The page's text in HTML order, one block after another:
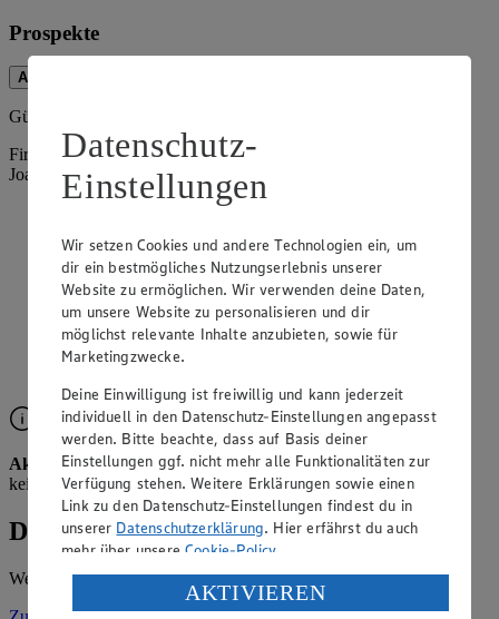
Prospekte
Aktuell
Gültig vom
Firma: Michael Melchert e.K., Templiner Str. 3c, 16247
Joachimsthal
ansehen
Siehe dir die Angebote der Woche deines Marktes im
digitalen Blätterkatalog an.
Prospekt 4051857 im Browser
Aktuell kein Prospekt verfügbar Leider liegt für diese Woche
kein Prospekt vor.
Details zum Markt
Weitere Informationen – alles auf einem Blick.
Datenschutz-
Einstellungen
Wir setzen Cookies und andere Technologien ein, um
dir ein bestmögliches Nutzungserlebnis unserer
Website zu ermöglichen. Wir verwenden deine Daten,
um unsere Website zu personalisieren und dir
möglichst relevante Inhalte anzubieten, sowie für
Marketingzwecke.
Deine Einwilligung ist freiwillig und kann jederzeit
individuell in den Datenschutz-Einstellungen angepasst
werden. Bitte beachte, dass auf Basis deiner
Einstellungen ggf. nicht mehr alle Funktionalitäten zur
Verfügung stehen. Weitere Erklärungen sowie einen
Link zu den Datenschutz-Einstellungen findest du in
unserer Datenschutzerklärung. Hier erfährst du auch
mehr über unsereCookie-Policy.
Verarbeitung deiner personenbezogenen Daten in den
USA durch Facebook und YouTube:
AKTIVIEREN